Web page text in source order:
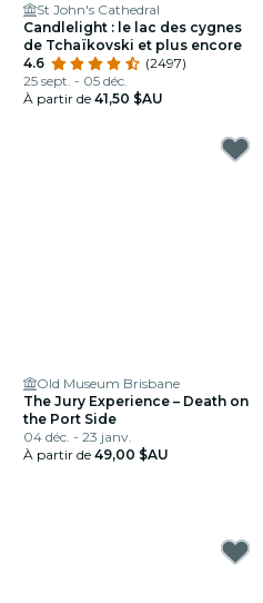
St John's Cathedral
Candlelight : le lac des cygnes
de Tchaïkovski et plus encore
4.6
(2497)
25 sept. - 05 déc.
À partir de 41,50 $AU
Old Museum Brisbane
The Jury Experience – Death on
the Port Side
04 déc. - 23 janv.
À partir de 49,00 $AU